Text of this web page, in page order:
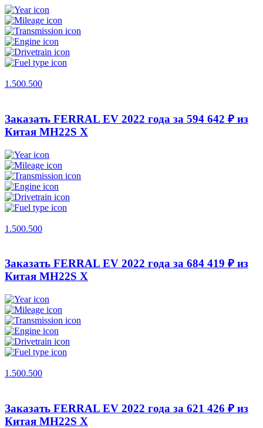
1.500.500
Заказать FERRAL EV 2022 года за 594 642 ₽ из
Китая MH22S X
1.500.500
Заказать FERRAL EV 2022 года за 684 419 ₽ из
Китая MH22S X
1.500.500
Заказать FERRAL EV 2022 года за 621 426 ₽ из
Китая MH22S X